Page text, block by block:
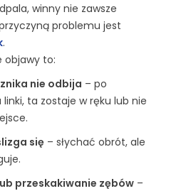
winny nie zawsze
problemu jest
.
objawy to:
nie odbija – po
ta zostaje w ręku lub nie
się – słychać obrót, ale
przeskakiwanie zębów –